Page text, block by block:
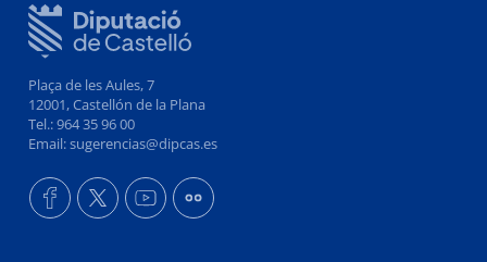
Plaça de les Aules, 7
12001, Castellón de la Plana
Tel.: 964 35 96 00
Email: sugerencias@dipcas.es